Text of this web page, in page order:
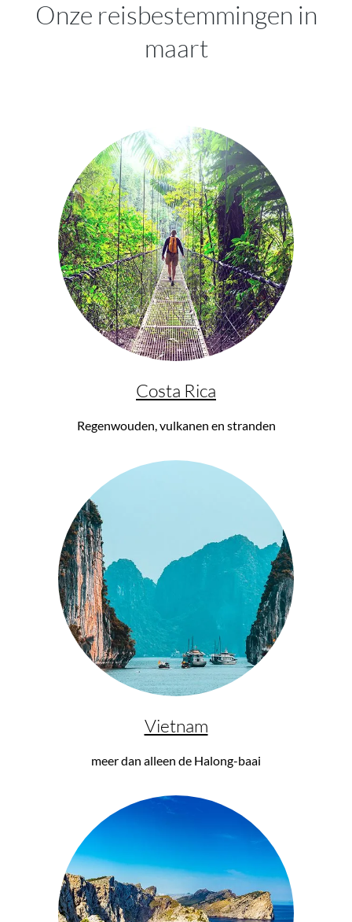
Onze reisbestemmingen in
maart
Costa Rica
Regenwouden, vulkanen en stranden
Vietnam
meer dan alleen de Halong-baai